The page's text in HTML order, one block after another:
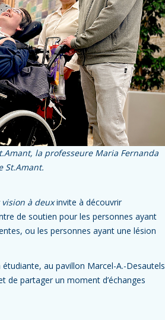
la professeure Maria Fernanda
St.Amant.
à deuxinvite à découvrir
de soutien pour les personnes ayant
ou les personnes ayant une lésion
au pavillon Marcel-A.-Desautels
de partager un moment d’échanges